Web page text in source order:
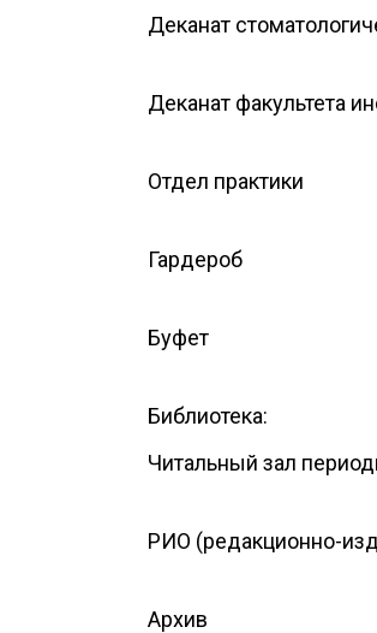
Деканат
Деканат факультета
Отдел практики
Гардероб
Буфет
Библиотека:
Читальный зал
РИО (редакционно-
Архив